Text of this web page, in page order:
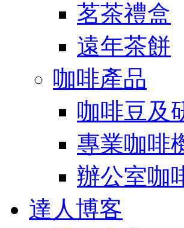
茗茶禮盒
遠年茶餅
咖啡產品
咖啡豆及
專業咖啡
辦公室咖
達人博客